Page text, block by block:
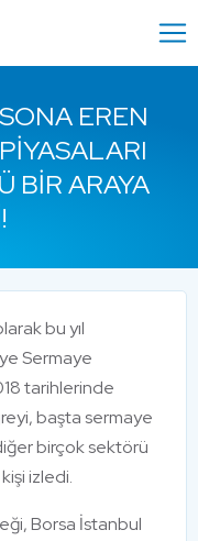
EREN
BIR ARAYA
bu yıl
Sermaye
tarihlerinde
başta sermaye
birçok sektörü
izledi.
Borsa İstanbul